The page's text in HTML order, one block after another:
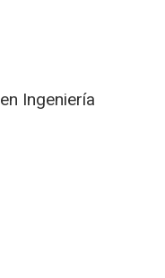
Ingeniería